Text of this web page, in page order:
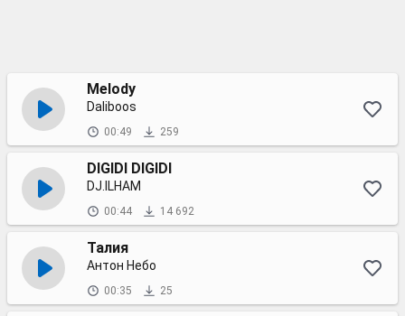
Melody
Daliboos
00:49 259
DIGIDI DIGIDI
DJ.ILHAM
00:44 14 692
Талия
Антон Небо
00:35 25